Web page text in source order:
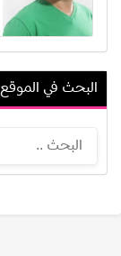
البحث في الموقع